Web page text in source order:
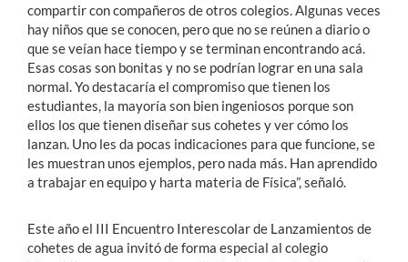
compartir con compañeros de otros colegios. Algunas veces
hay niños que se conocen, pero que no se reúnen a diario o
que se veían hace tiempo y se terminan encontrando acá.
Esas cosas son bonitas y no se podrían lograr en una sala
normal. Yo destacaría el compromiso que tienen los
estudiantes, la mayoría son bien ingeniosos porque son
ellos los que tienen diseñar sus cohetes y ver cómo los
lanzan. Uno les da pocas indicaciones para que funcione, se
les muestran unos ejemplos, pero nada más. Han aprendido
a trabajar en equipo y harta materia de Física”, señaló.
Este año el III Encuentro Interescolar de Lanzamientos de
cohetes de agua invitó de forma especial al colegio